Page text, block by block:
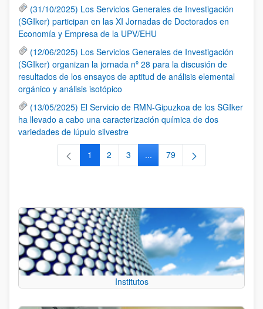
(31/10/2025) Los Servicios Generales de Investigación
(SGIker) participan en las XI Jornadas de Doctorados en
Economía y Empresa de la UPV/EHU
(12/06/2025) Los Servicios Generales de Investigación
(SGIker) organizan la jornada nº 28 para la discusión de
resultados de los ensayos de aptitud de análisis elemental
orgánico y análisis isotópico
(13/05/2025) El Servicio de RMN-Gipuzkoa de los SGIker
ha llevado a cabo una caracterización química de dos
variedades de lúpulo silvestre
Página
1 Página
2 Página
3 ...Páginas intermedias Use TAB
Página
79
Institutos